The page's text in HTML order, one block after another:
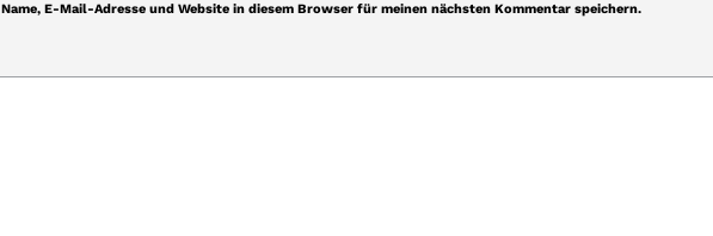
Name, E-Mail-Adresse und Website in diesem Browser für meinen nächsten Kommentar speichern.